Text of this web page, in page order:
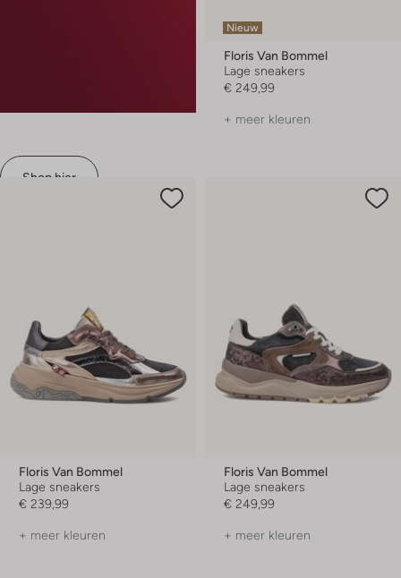
Shop hier
Nieuw
Floris Van Bommel
Lage sneakers
€ 249,99
+ meer kleuren
Floris Van Bommel
Lage sneakers
€ 239,99
+ meer kleuren
Floris Van Bommel
Lage sneakers
€ 249,99
+ meer kleuren